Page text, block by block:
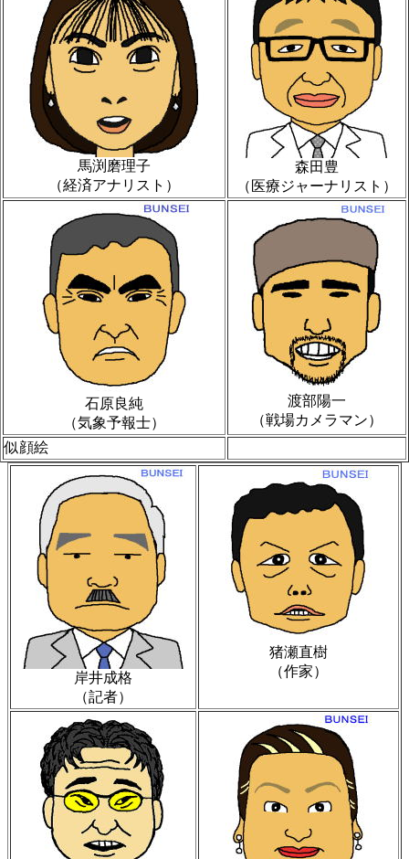
馬渕磨理子
（経済アナリスト）
森田豊
（医療ジャーナリスト）
石原良純
（気象予報士）
渡部陽一
（戦場カメラマン）
似顔絵
岸井成格
（記者）
猪瀬直樹
（作家）